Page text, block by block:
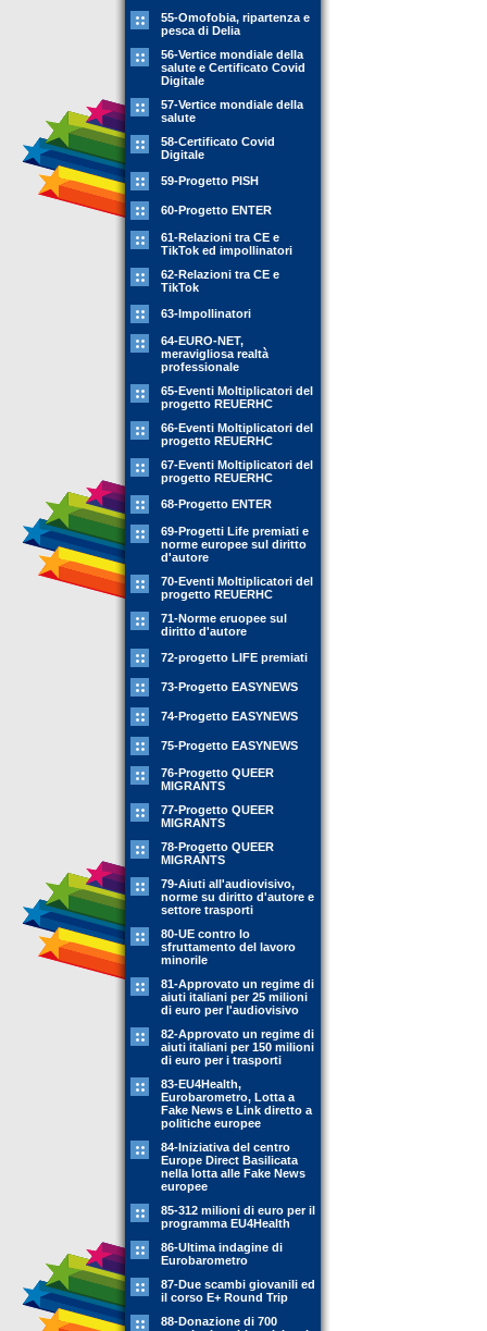
55-Omofobia, ripartenza e
pesca di Delia
56-Vertice mondiale della
salute e Certificato Covid
Digitale
57-Vertice mondiale della
salute
58-Certificato Covid
Digitale
59-Progetto PISH
60-Progetto ENTER
61-Relazioni tra CE e
TikTok ed impollinatori
62-Relazioni tra CE e
TikTok
63-Impollinatori
64-EURO-NET,
meravigliosa realtà
professionale
65-Eventi Moltiplicatori del
progetto REUERHC
66-Eventi Moltiplicatori del
progetto REUERHC
67-Eventi Moltiplicatori del
progetto REUERHC
68-Progetto ENTER
69-Progetti Life premiati e
norme europee sul diritto
d'autore
70-Eventi Moltiplicatori del
progetto REUERHC
71-Norme eruopee sul
diritto d'autore
72-progetto LIFE premiati
73-Progetto EASYNEWS
74-Progetto EASYNEWS
75-Progetto EASYNEWS
76-Progetto QUEER
MIGRANTS
77-Progetto QUEER
MIGRANTS
78-Progetto QUEER
MIGRANTS
79-Aiuti all'audiovisivo,
norme su diritto d'autore e
settore trasporti
80-UE contro lo
sfruttamento del lavoro
minorile
81-Approvato un regime di
aiuti italiani per 25 milioni
di euro per l'audiovisivo
82-Approvato un regime di
aiuti italiani per 150 milioni
di euro per i trasporti
83-EU4Health,
Eurobarometro, Lotta a
Fake News e Link diretto a
politiche europee
84-Iniziativa del centro
Europe Direct Basilicata
nella lotta alle Fake News
europee
85-312 milioni di euro per il
programma EU4Health
86-Ultima indagine di
Eurobarometro
87-Due scambi giovanili ed
il corso E+ Round Trip
88-Donazione di 700